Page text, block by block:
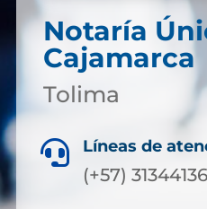
Notaría
Cajamarca
Tolima
 Líneas de
(+57)